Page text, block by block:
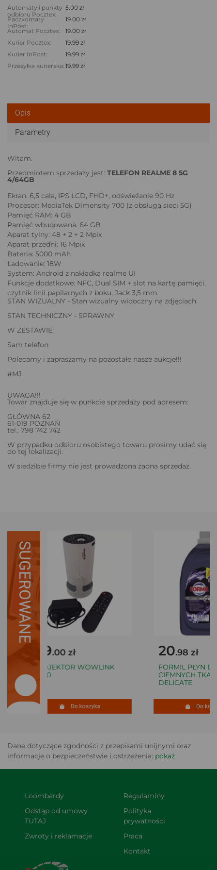
Automaty i punkty
odbioru Pocztex:
5.00 zł
Paczkomaty
InPost:
19.00 zł
Automat Pocztex:
19.00 zł
Kurier Pocztex:
19.99 zł
Kurier InPost:
19.99 zł
Przesyłka kurierska: 19.99 zł
Opis
Parametry
Witam.
Przedmiotem sprzedaży jest: TELEFON REALME 8 5G
4/64GB
Ekran: 6,5 cala, IPS LCD, FHD+, odświeżanie 90 Hz
Procesor: MediaTek Dimensity 700 (z obsługą sieci 5G)
Pamięć RAM: 4 GB
Pamięć wbudowana: 64 GB
Aparat tylny: 48 + 2 + 2 Mpix
Aparat przedni: 16 Mpix
Bateria: 5000 mAh
Ładowanie: 18W
System: Android z nakładką realme UI
Funkcje dodatkowe: NFC, Dual SIM + slot na kartę pamięci,
czytnik linii papilarnych z boku, Jack 3,5 mm
STAN WIZUALNY - Stan wizualny widoczny na zdjęciach.
STAN TECHNICZNY - SPRAWNY
W ZESTAWIE:
Sam telefon
Polecamy i zapraszamy na pozostałe nasze aukcje!!!
#MJ
UWAGA!!!
Towar znajduje się w punkcie sprzedaży pod adresem:
GŁÓWNA 62
61-019 POZNAŃ
tel.: 798 742 742
W przypadku odbioru osobistego towaru prosimy udać się
do tej lokalizacji.
W siedzibie firmy nie jest prowadzona żadna sprzedaż.
SUGEROWANE
119.00 zł
PROJEKTOR WOWLINK
W210
Do koszyka
20.98 zł
FORMIL PŁYN
CIEMNYCH
DELICATE
Do
Dane dotyczące zgodności z przepisami unijnymi oraz
informacje o bezpieczeństwie i ostrzeżenia: pokaż
Loombardy
Odstąp od umowy
TUTAJ
Zwroty i reklamacje
Regulaminy
Polityka
prywatności
Praca
Kontakt